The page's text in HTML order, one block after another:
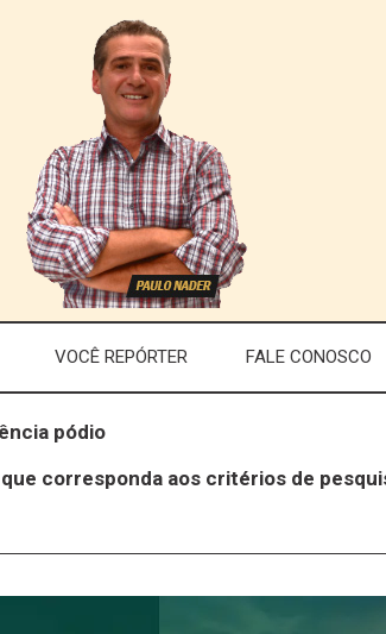
VOCÊ REPÓRTER FALE CONOSCO
pódio
corresponda aos critérios de